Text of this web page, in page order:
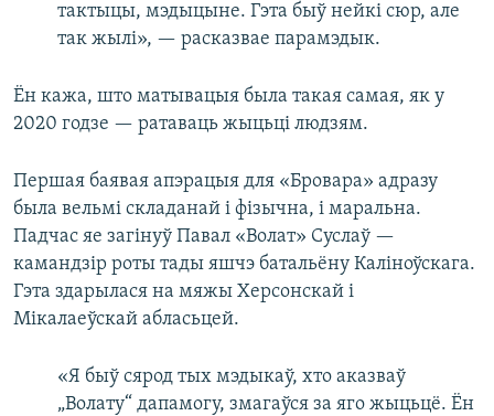
тактыцы, мэдыцыне. Гэта быў нейкі сюр, але
так жылі», — расказвае парамэдык.
Ён кажа, што матывацыя была такая самая, як у
2020 годзе — ратаваць жыцьці людзям.
Першая баявая апэрацыя для «Бровара» адразу
была вельмі складанай і фізычна, і маральна.
Падчас яе загінуў Павал «Волат» Суслаў —
камандзір роты тады яшчэ батальёну Каліноўскага.
Гэта здарылася на мяжы Херсонскай і
Мікалаеўскай абласьцей.
«Я быў сярод тых мэдыкаў, хто аказваў
„Волату“ дапамогу, змагаўся за яго жыцьцё. Ён